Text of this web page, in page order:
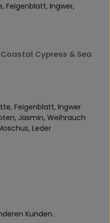
Feigenblatt, Ingwer,
Cypress & Sea
Feigenblatt, Ingwer
Jasmin, Weihrauch
Leder
von 5 Sternen
Kunden.